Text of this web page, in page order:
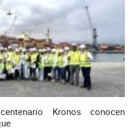
Kronos conocen